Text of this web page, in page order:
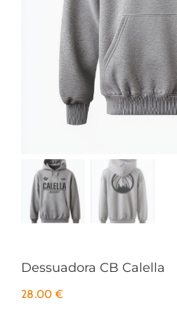
Dessuadora CB Calella
28.00€